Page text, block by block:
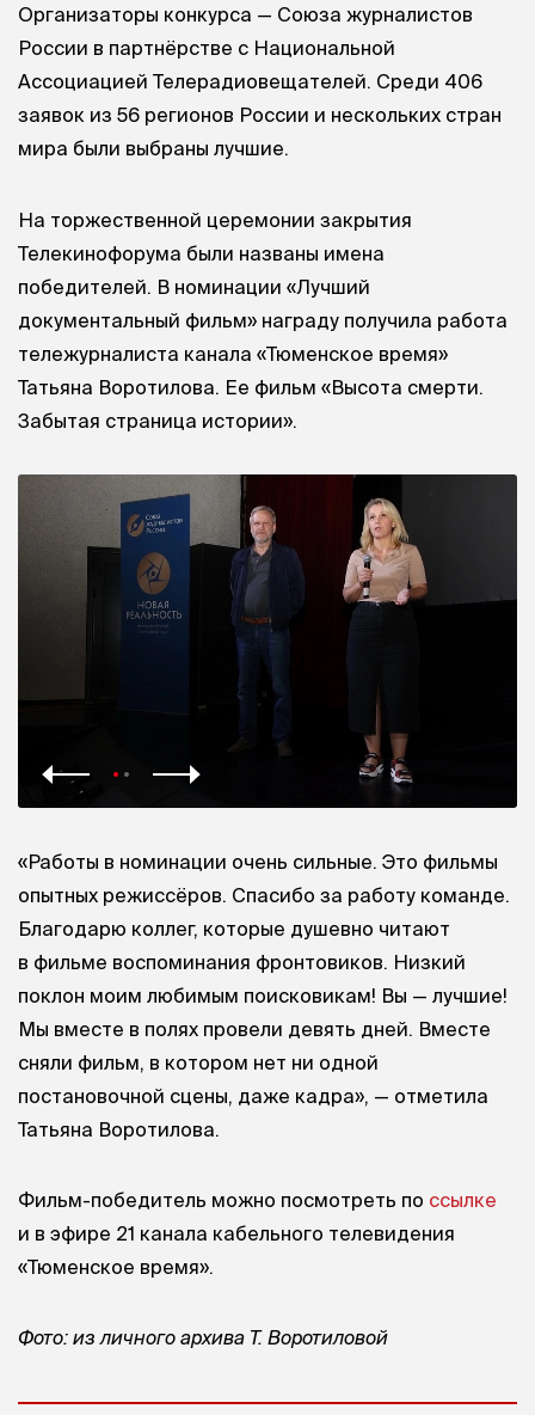
Организаторы конкурса — Союза журналистов
России в партнёрстве с Национальной
Ассоциацией Телерадиовещателей. Среди 406
заявок из 56 регионов России и нескольких стран
мира были выбраны лучшие.
На торжественной церемонии закрытия
Телекинофорума были названы имена
победителей. В номинации «Лучший
документальный фильм» награду получила работа
тележурналиста канала «Тюменское время»
Татьяна Воротилова. Ее фильм «Высота смерти.
Забытая страница истории».
«Работы в номинации очень сильные. Это фильмы
опытных режиссёров. Спасибо за работу команде.
Благодарю коллег, которые душевно читают
поклон моим любимым поисковикам! Вы — лучшие!